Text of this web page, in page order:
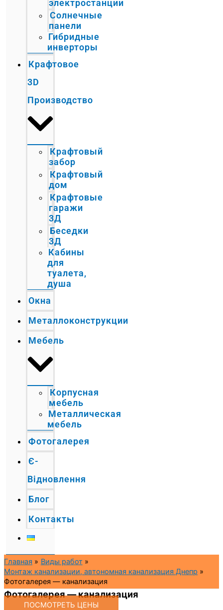
электростанции
Солнечные
панели
Гибридные
инверторы
Крафтовое
3D
Производство
Крафтовый
забор
Крафтовый
дом
Крафтовые
гаражи
3Д
Беседки
3Д
Кабины
для
туалета,
душа
Окна
Металлоконструкции
Мебель
Корпусная
мебель
Металлическая
мебель
Фотогалерея
Є-
Відновлення
Блог
Контакты
Главная
Виды работ
Монтаж канализации, автономная канализация Днепр
Фотогалерея — канализация
Фотогалерея — канализация
ПОСМОТРЕТЬ ЦЕНЫ